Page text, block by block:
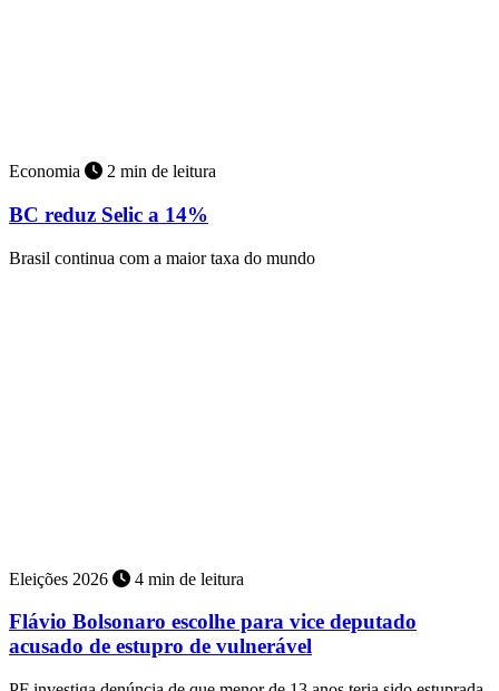
Economia 2 min de leitura
BC reduz Selic a 14%
Brasil continua com a maior taxa do mundo
Eleições 2026 4 min de leitura
Flávio Bolsonaro escolhe para vice deputado
acusado de estupro de vulnerável